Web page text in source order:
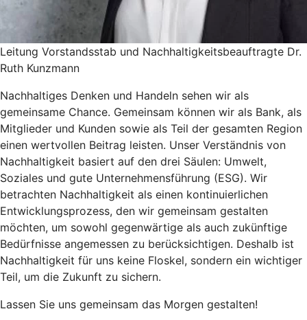
Leitung Vorstandsstab und Nachhaltigkeitsbeauftragte Dr.
Ruth Kunzmann
Nachhaltiges Denken und Handeln sehen wir als
gemeinsame Chance. Gemeinsam können wir als Bank, als
Mitglieder und Kunden sowie als Teil der gesamten Region
einen wertvollen Beitrag leisten. Unser Verständnis von
Nachhaltigkeit basiert auf den drei Säulen: Umwelt,
Soziales und gute Unternehmensführung (ESG). Wir
betrachten Nachhaltigkeit als einen kontinuierlichen
Entwicklungsprozess, den wir gemeinsam gestalten
möchten, um sowohl gegenwärtige als auch zukünftige
Bedürfnisse angemessen zu berücksichtigen. Deshalb ist
Nachhaltigkeit für uns keine Floskel, sondern ein wichtiger
Teil, um die Zukunft zu sichern.
Lassen Sie uns gemeinsam das Morgen gestalten!